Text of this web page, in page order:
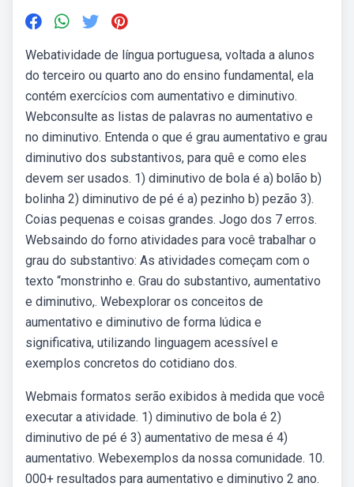
Webatividade de língua portuguesa, voltada a alunos
do terceiro ou quarto ano do ensino fundamental, ela
contém exercícios com aumentativo e diminutivo.
Webconsulte as listas de palavras no aumentativo e
no diminutivo. Entenda o que é grau aumentativo e grau
diminutivo dos substantivos, para quê e como eles
devem ser usados. 1) diminutivo de bola é a) bolão b)
bolinha 2) diminutivo de pé é a) pezinho b) pezão 3).
Coias pequenas e coisas grandes. Jogo dos 7 erros.
Websaindo do forno atividades para você trabalhar o
grau do substantivo: As atividades começam com o
texto “monstrinho e. Grau do substantivo, aumentativo
e diminutivo,. Webexplorar os conceitos de
aumentativo e diminutivo de forma lúdica e
significativa, utilizando linguagem acessível e
exemplos concretos do cotidiano dos.
Webmais formatos serão exibidos à medida que você
executar a atividade. 1) diminutivo de bola é 2)
diminutivo de pé é 3) aumentativo de mesa é 4)
aumentativo. Webexemplos da nossa comunidade. 10.
000+ resultados para aumentativo e diminutivo 2 ano.